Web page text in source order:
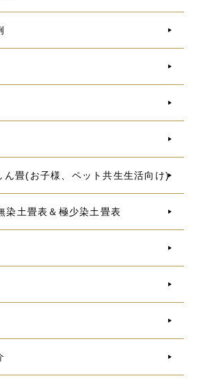
ん畳(お子様、ペット共生生活向け)
染土畳表＆極少染土畳表